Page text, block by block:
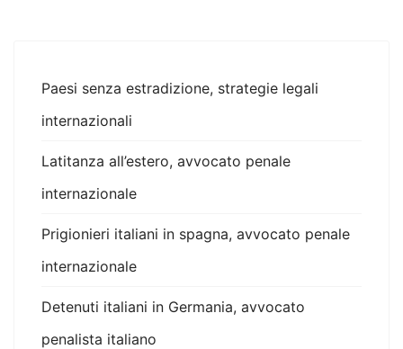
Paesi senza estradizione, strategie legali
internazionali
Latitanza all’estero, avvocato penale
internazionale
Prigionieri italiani in spagna, avvocato penale
internazionale
Detenuti italiani in Germania, avvocato
penalista italiano